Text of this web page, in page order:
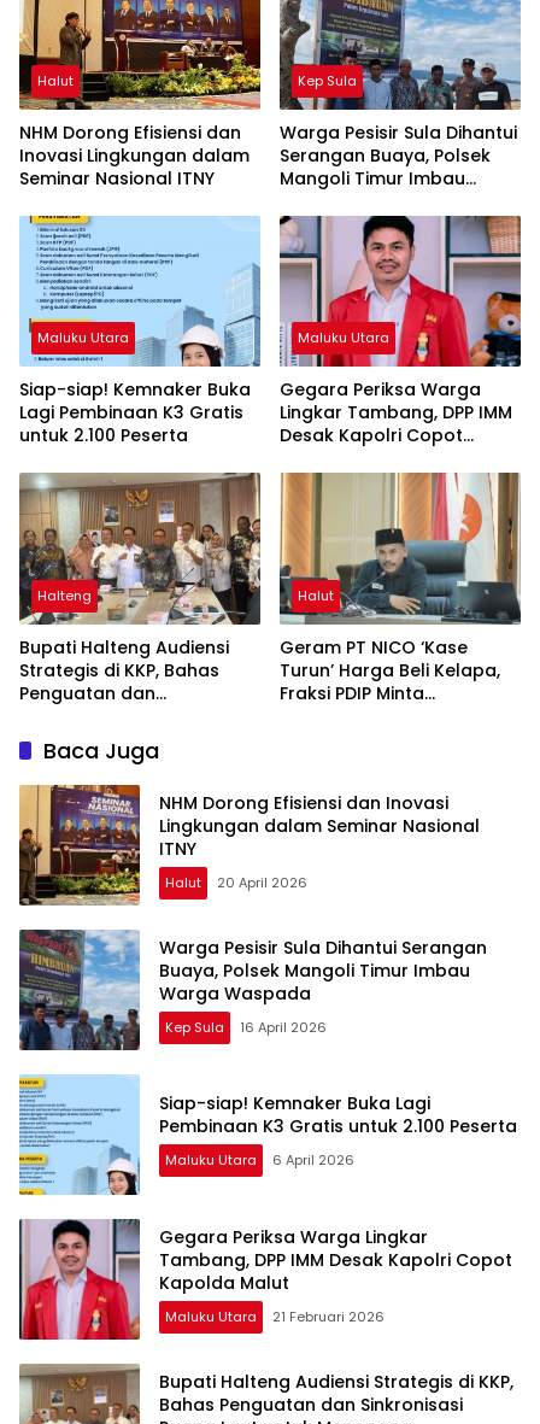
Halut
NHM Dorong Efisiensi dan
Inovasi Lingkungan dalam
Seminar Nasional ITNY
Kep Sula
Warga Pesisir Sula Dihantui
Serangan Buaya, Polsek
Mangoli Timur Imbau
Maluku Utara
Siap-siap! Kemnaker Buka
Lagi Pembinaan K3 Gratis
untuk 2.100 Peserta
Maluku Utara
Gegara Periksa Warga
Lingkar Tambang, DPP IMM
Desak Kapolri Copot
Halteng
Bupati Halteng Audiensi
Strategis di KKP, Bahas
Penguatan dan
untuk Menopang
Pertumbuhan Industri
Teluk Weda
Halut
Geram PT NICO ‘Kase
Turun’ Harga Beli Kelapa,
Fraksi PDIP Minta
Baca Juga
NHM Dorong Efisiensi dan Inovasi
Lingkungan dalam Seminar Nasional
ITNY
Halut 20 April 2026
Warga Pesisir Sula Dihantui Serangan
Buaya, Polsek Mangoli Timur Imbau
Warga Waspada
Kep Sula 16 April 2026
Siap-siap! Kemnaker Buka Lagi
Pembinaan K3 Gratis untuk 2.100 Peserta
Maluku Utara 6 April 2026
Gegara Periksa Warga Lingkar
Tambang, DPP IMM Desak Kapolri Copot
Kapolda Malut
Maluku Utara 21 Februari 2026
Bupati Halteng Audiensi Strategis di KKP,
Bahas Penguatan dan Sinkronisasi